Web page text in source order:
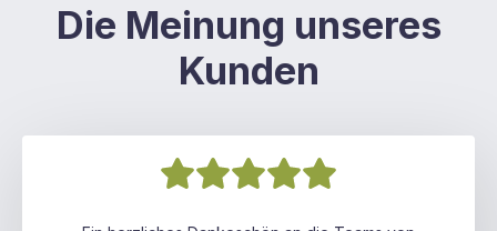
Die Meinung unseres
Kunden